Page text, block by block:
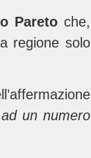
Pareto che,
regione solo
un numero